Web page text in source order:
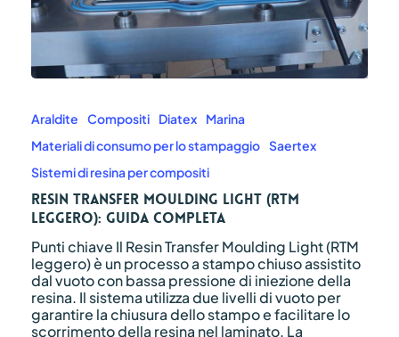
Moulding
Light
(RTM
leggero):
completa
Araldite Compositi Diatex
Marina
Materiali di consumo per lo stampaggio Saertex
Sistemi di resina per compositi
Resin Transfer Moulding Light (RTM
leggero): guida completa
Punti chiave Il Resin Transfer Moulding Light (RTM
leggero) è un processo a stampo chiuso assistito
dal vuoto con bassa pressione di iniezione della
resina. Il sistema utilizza due livelli di vuoto per
garantire la chiusura dello stampo e facilitare lo
scorrimento della resina nel laminato. La